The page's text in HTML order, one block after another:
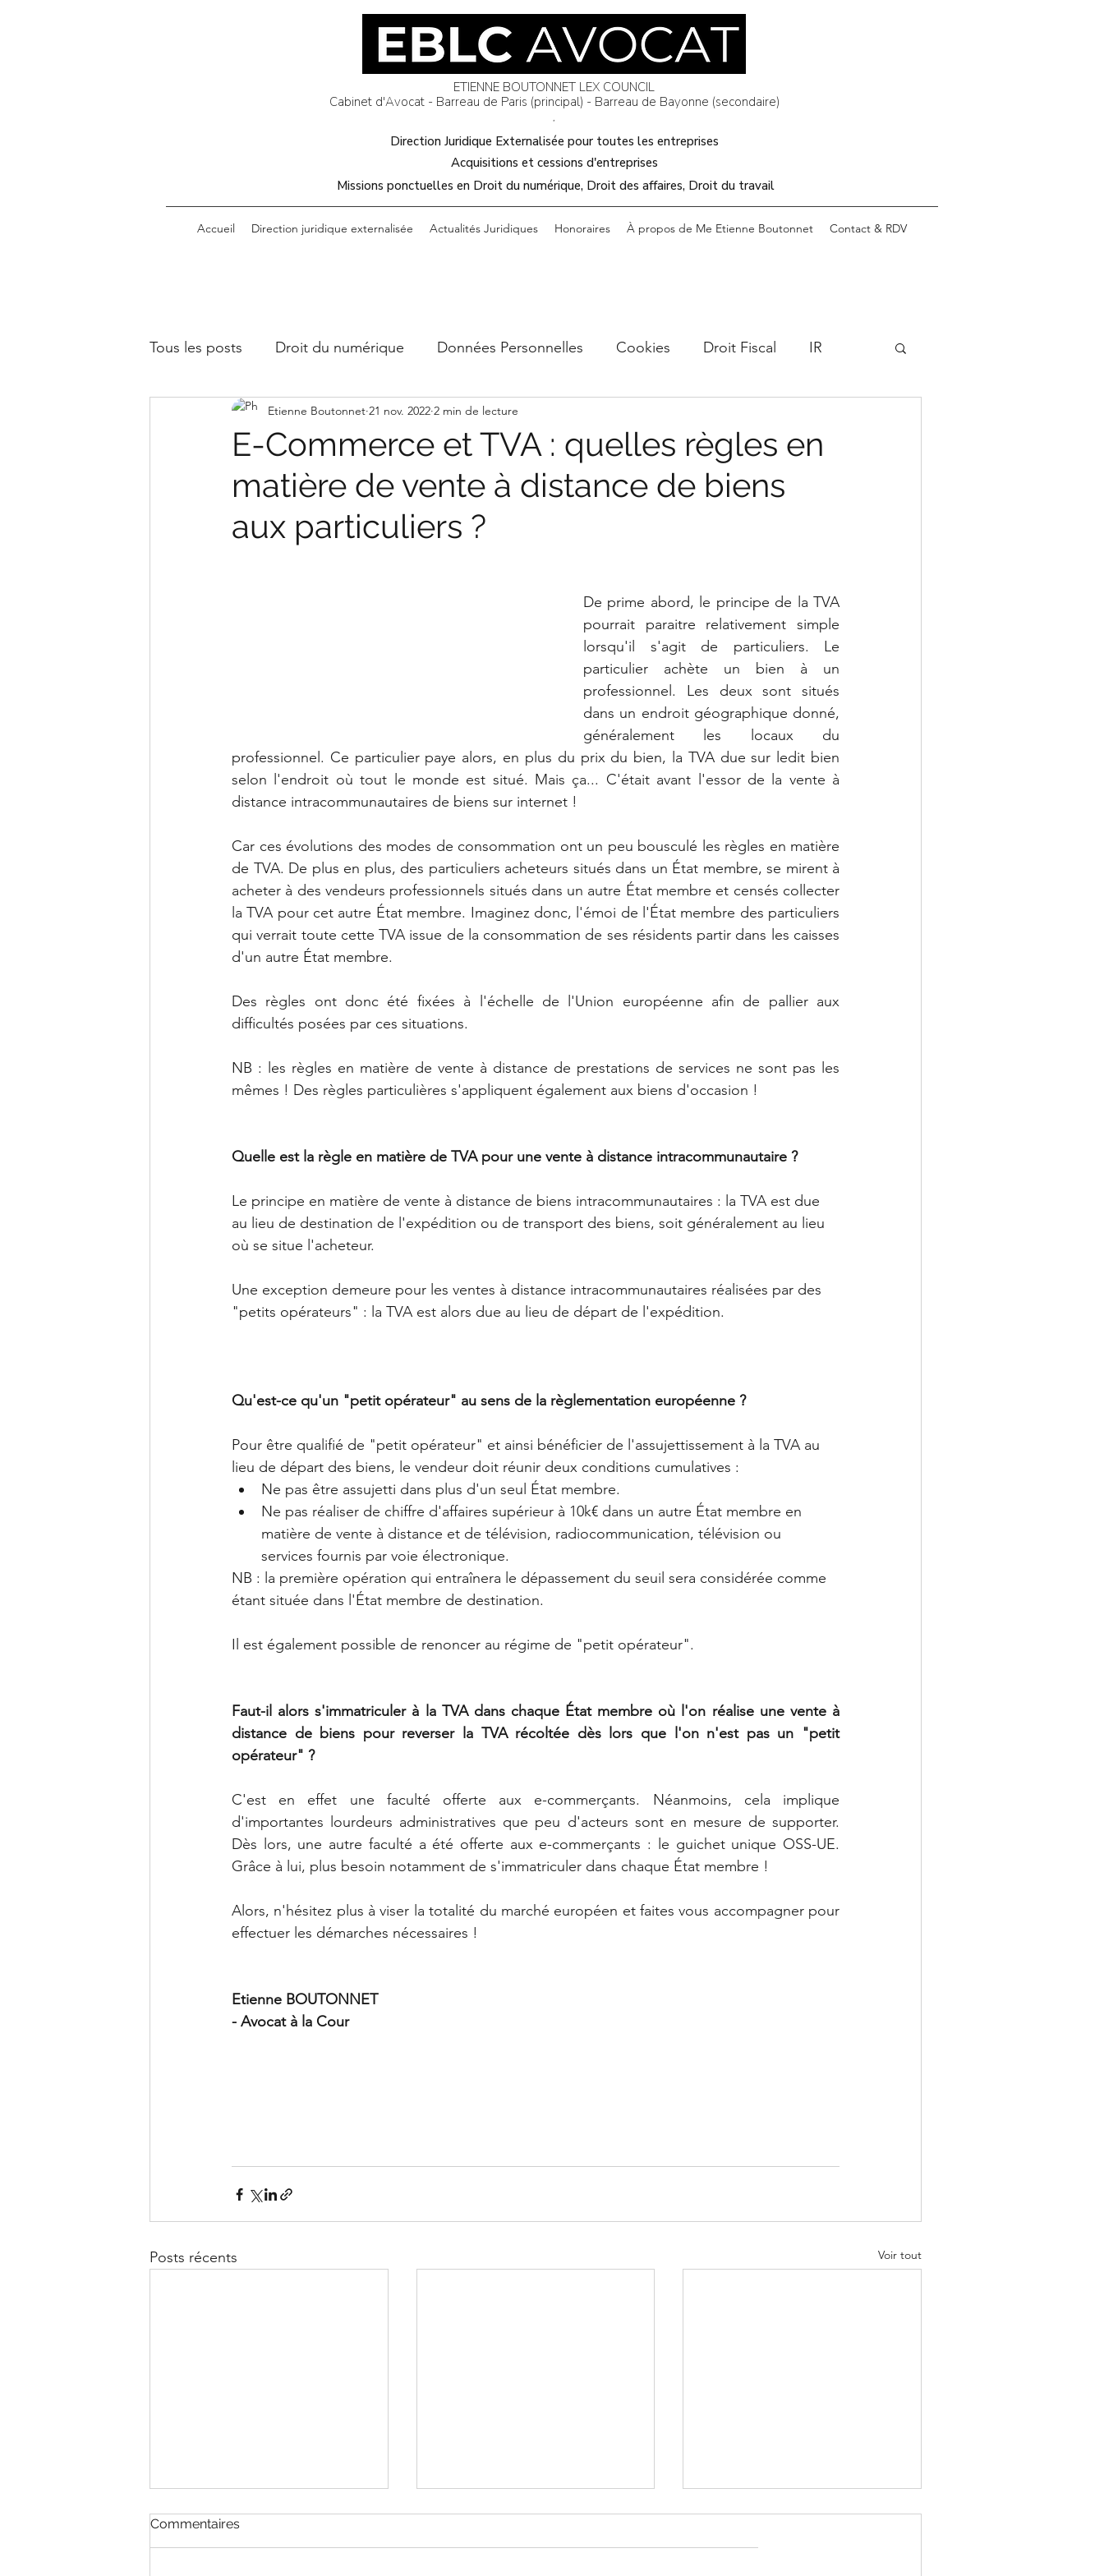
EBLC AVOCAT
ETIENNE BOUTONNET LEX COUNCIL
Cabinet d'Avocat - Barreau de Paris (principal) - Barreau de Bayonne (secondaire)
*​
Direction Juridique Externalisée pour toutes les entreprises
Acquisitions et cessions d'entreprises
Missions ponctuelles en Droit du numérique, Droit des affaires, Droit du travail
Accueil Direction juridique externalisée Actualités Juridiques Honoraires À propos de Me Etienne Boutonnet Contact & RDV
Tous les posts Droit du numérique Données Personnelles Cookies Droit Fiscal IR
BIC
E-Commerce et TVA : quelles règles en
matière de vente à distance de biens
aux particuliers ?
Etienne Boutonnet 21 nov. 2022 2 min de lecture
De prime abord, le principe de la TVA
pourrait paraitre relativement simple
lorsqu'il s'agit de particuliers. Le
particulier achète un bien à un
professionnel. Les deux sont situés
dans un endroit géographique donné,
généralement les locaux du
professionnel. Ce particulier paye alors, en plus du prix du bien, la TVA due sur ledit bien
selon l'endroit où tout le monde est situé. Mais ça... C'était avant l'essor de la vente à
distance intracommunautaires de biens sur internet !
Car ces évolutions des modes de consommation ont un peu bousculé les règles en matière
de TVA. De plus en plus, des particuliers acheteurs situés dans un État membre, se mirent à
acheter à des vendeurs professionnels situés dans un autre État membre et censés collecter
la TVA pour cet autre État membre. Imaginez donc, l'émoi de l'État membre des particuliers
qui verrait toute cette TVA issue de la consommation de ses résidents partir dans les caisses
d'un autre État membre.
Des règles ont donc été fixées à l'échelle de l'Union européenne afin de pallier aux
difficultés posées par ces situations.
NB : les règles en matière de vente à distance de prestations de services ne sont pas les
mêmes ! Des règles particulières s'appliquent également aux biens d'occasion !
Quelle est la règle en matière de TVA pour une vente à distance intracommunautaire ?
Le principe en matière de vente à distance de biens intracommunautaires : la TVA est due
au lieu de destination de l'expédition ou de transport des biens, soit généralement au lieu
où se situe l'acheteur.
Une exception demeure pour les ventes à distance intracommunautaires réalisées par des
"petits opérateurs" : la TVA est alors due au lieu de départ de l'expédition.
Qu'est-ce qu'un "petit opérateur" au sens de la règlementation européenne ?
Pour être qualifié de "petit opérateur" et ainsi bénéficier de l'assujettissement à la TVA au
lieu de départ des biens, le vendeur doit réunir deux conditions cumulatives :
Ne pas être assujetti dans plus d'un seul État membre.
Ne pas réaliser de chiffre d'affaires supérieur à 10k€ dans un autre État membre en
matière de vente à distance et de télévision, radiocommunication, télévision ou
services fournis par voie électronique.
NB : la première opération qui entraînera le dépassement du seuil sera considérée comme
étant située dans l'État membre de destination.
Il est également possible de renoncer au régime de "petit opérateur".
Faut-il alors s'immatriculer à la TVA dans chaque État membre où l'on réalise une vente à
distance de biens pour reverser la TVA récoltée dès lors que l'on n'est pas un "petit
opérateur" ?
C'est en effet une faculté offerte aux e-commerçants. Néanmoins, cela implique
d'importantes lourdeurs administratives que peu d'acteurs sont en mesure de supporter.
Dès lors, une autre faculté a été offerte aux e-commerçants : le guichet unique OSS-UE.
Grâce à lui, plus besoin notamment de s'immatriculer dans chaque État membre !
Alors, n'hésitez plus à viser la totalité du marché européen et faites vous accompagner pour
effectuer les démarches nécessaires !
Etienne BOUTONNET
- Avocat à la Cour
Posts récents Voir tout
Commentaires